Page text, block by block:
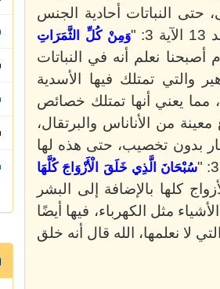
حتى النباتات أحادية الجنس
"
وَمِنْ كُلِّ الثَّمَرَاتِ
نعلم أنه في النباتات
والتي تمتلك فيها الأسدية
مما يعني أنها تمتلك خصائص
من الأناناس والبرتقال،
بدون تخصيب، حتى هذه لها
سُبْحَانَ الَّذِي خَلَقَ الْأَزْوَاجَ كُلَّهَا
كلها بالإضافة إلى البشر
مثل الكهرباء، فيها أيضًا
لا نعلمها، الله قال أنه خلق